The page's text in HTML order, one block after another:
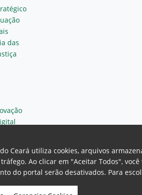
das
Ministério Público do Estado do Ceará
Av. Gen. Afonso Albuquerque Lima, 130 -
Ceará utiliza cookies, arquivos
Ao clicar em "Aceitar Todos",
do portal serão desativados. Para